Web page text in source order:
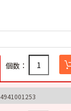
プラ杭
￥90
個数：